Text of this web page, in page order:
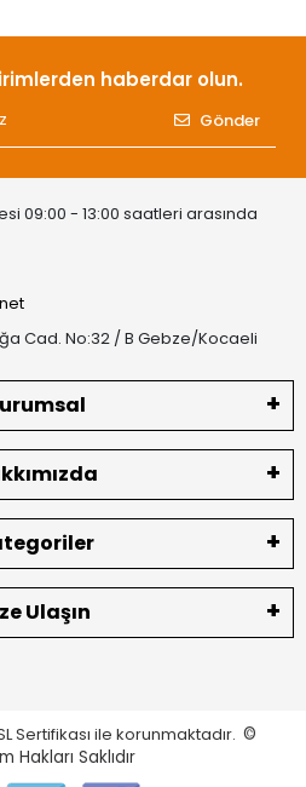
haberdar olun.
Gönder
09:00 - 13:00 saatleri arasında
Cad. No:32 / B Gebze/Kocaeli
Ulaşın
Sertifikası ile korunmaktadır. ©
Hakları Saklıdır